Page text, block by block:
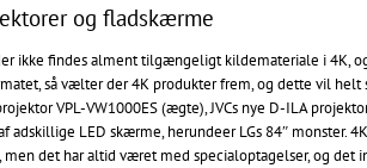
og fladskærme
ikke findes alment tilgængeligt kildemateriale i 4K,
så vælter der 4K produkter frem, og dette vil helt
VPL-VW1000ES (ægte), JVCs nye D-ILA
adskillige LED skærme, herundeer LGs 84″ monster.
men det har altid været med specialoptagelser, og det